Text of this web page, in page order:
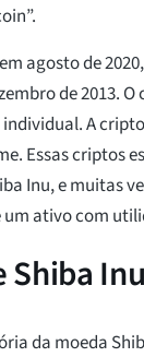
agosto de
de 2013.
A
Essas criptos
Inu, e muitas
um ativo com
Shiba Inu
da moeda